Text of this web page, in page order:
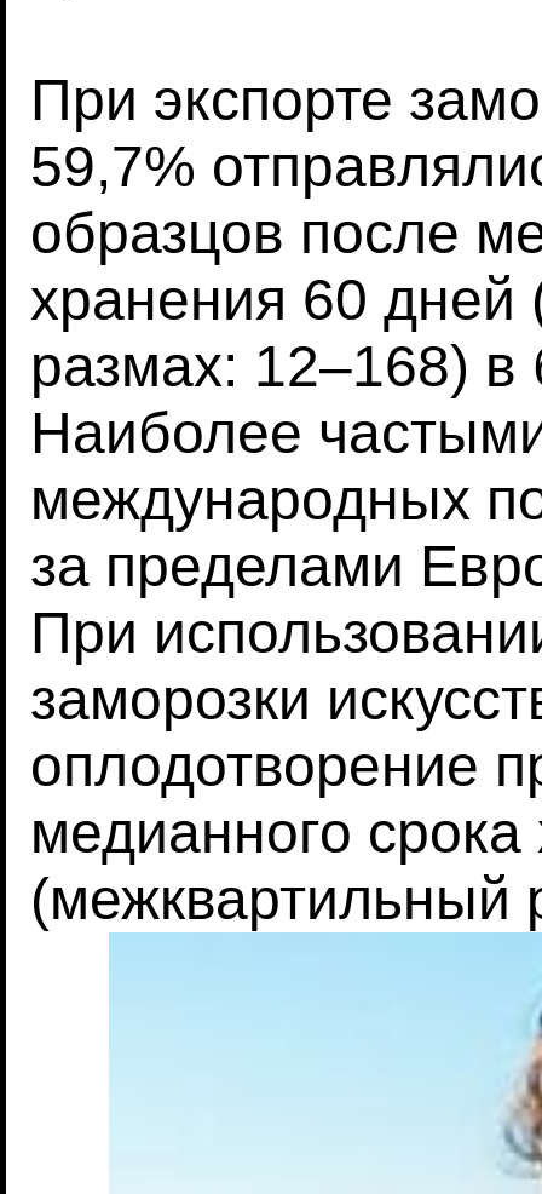
При экспорте
59,7%
образцов после
хранения 60
размах: 12–168)
Наиболее
международных
за пределами
При
заморозки
оплодотворение
медианного
(межквартильный